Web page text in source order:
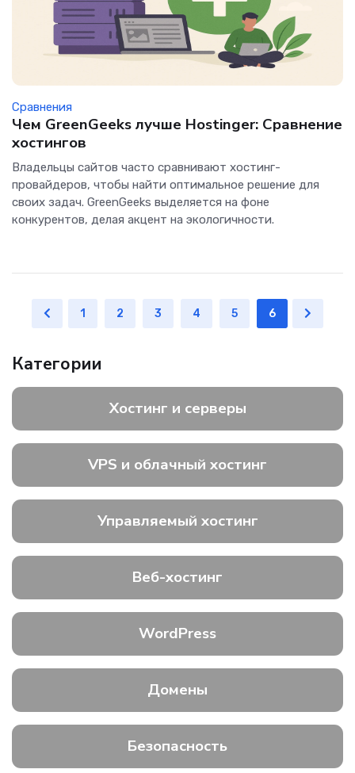
Сравнения
Чем GreenGeeks лучше Hostinger: Сравнение
хостингов
Владельцы сайтов часто сравнивают хостинг-
провайдеров, чтобы найти оптимальное решение для
своих задач. GreenGeeks выделяется на фоне
конкурентов, делая акцент на экологичности.
1 2 3 4 5 6
Категории
Хостинг и серверы
VPS и облачный хостинг
Управляемый хостинг
Веб-хостинг
WordPress
Домены
Безопасность